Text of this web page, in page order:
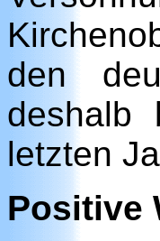
den
deshalb
letzten
Positive